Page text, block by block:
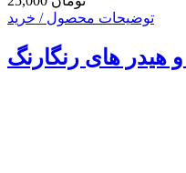
توضیحات محصول / خرید